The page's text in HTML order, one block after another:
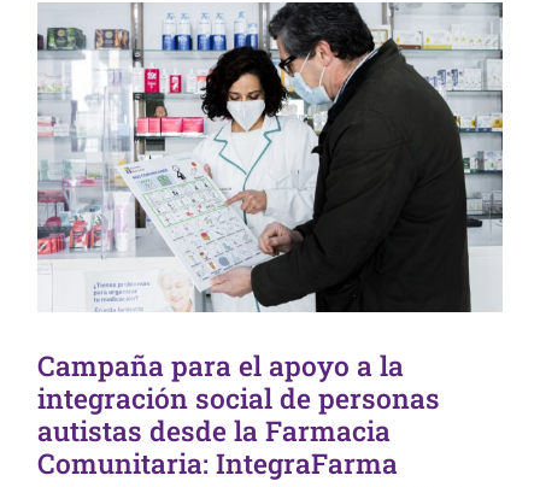
Campaña para el apoyo a la
integración social de personas
autistas desde la Farmacia
Comunitaria: IntegraFarma